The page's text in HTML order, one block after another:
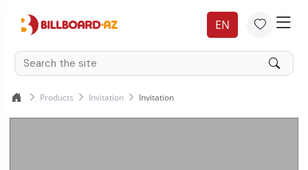
EN
Products Invitation Invitation